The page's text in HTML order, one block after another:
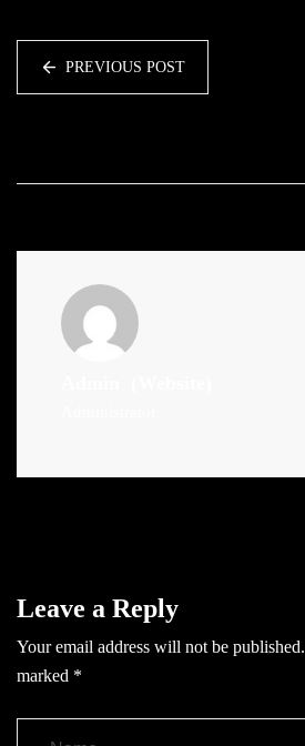
PREVIOUS POST
Leave a Reply
Your email address will not be published.
marked *